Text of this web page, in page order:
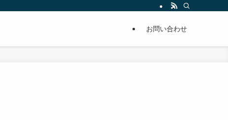
単に痩せることが出来るように分かりやすくまとめています。
お問い合わせ